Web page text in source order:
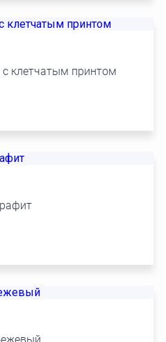
клетчатым принтом